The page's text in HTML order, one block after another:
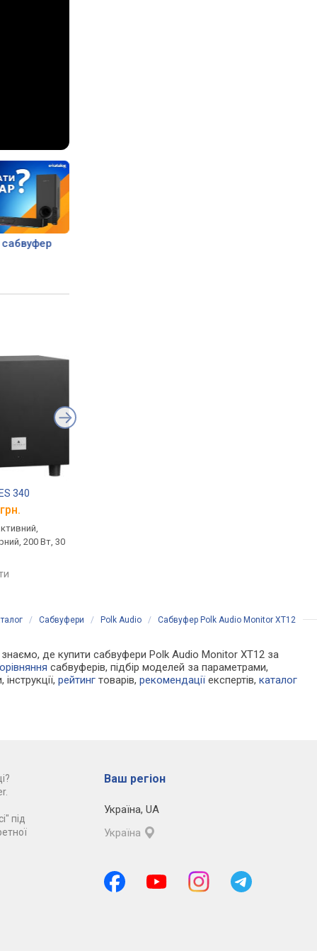
340
200 Вт, 30
/ Сабвуфери / Polk Audio / Сабвуфер Polk Audio Monitor XT12
знаємо, де купити сабвуфери Polk Audio Monitor XT12 за
сабвуферів, підбір моделей за параметрами,
рейтинг товарів,рекомендації експертів,каталог
під
Ваш регіон
Україна, UA
Україна